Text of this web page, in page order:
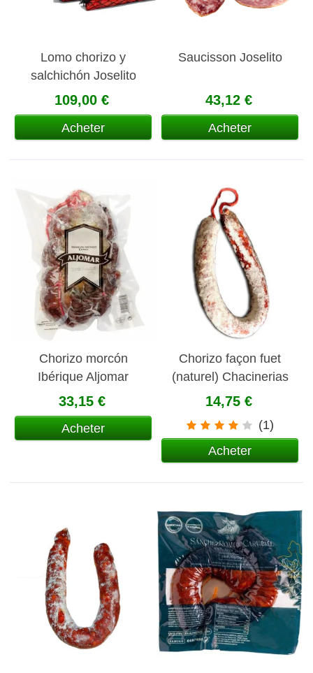
Lomo chorizo y
salchichón Joselito
109,00 €
Acheter
Saucisson Joselito
43,12 €
Acheter
Chorizo morcón
Ibérique Aljomar
33,15 €
Acheter
Chorizo façon fuet
(naturel) Chacinerias
Salmantinas
14,75 €
(1)
Acheter